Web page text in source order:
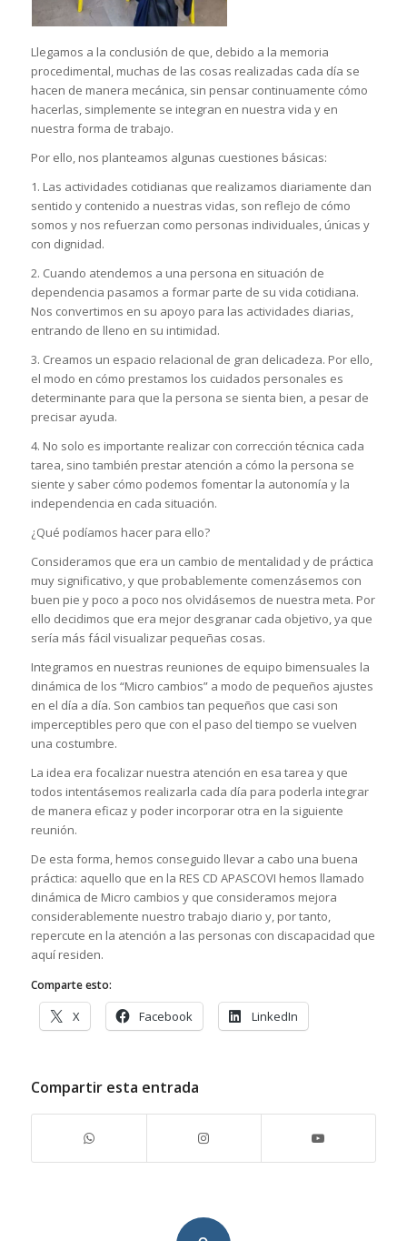
Llegamos a la conclusión de que, debido a la memoria
procedimental, muchas de las cosas realizadas cada día se
hacen de manera mecánica, sin pensar continuamente cómo
hacerlas, simplemente se integran en nuestra vida y en
nuestra forma de trabajo.
Por ello, nos planteamos algunas cuestiones básicas:
1. Las actividades cotidianas que realizamos diariamente dan
sentido y contenido a nuestras vidas, son reflejo de cómo
somos y nos refuerzan como personas individuales, únicas y
con dignidad.
2. Cuando atendemos a una persona en situación de
dependencia pasamos a formar parte de su vida cotidiana.
Nos convertimos en su apoyo para las actividades diarias,
entrando de lleno en su intimidad.
3. Creamos un espacio relacional de gran delicadeza. Por ello,
el modo en cómo prestamos los cuidados personales es
determinante para que la persona se sienta bien, a pesar de
precisar ayuda.
4. No solo es importante realizar con corrección técnica cada
tarea, sino también prestar atención a cómo la persona se
siente y saber cómo podemos fomentar la autonomía y la
independencia en cada situación.
¿Qué podíamos hacer para ello?
Consideramos que era un cambio de mentalidad y de práctica
muy significativo, y que probablemente comenzásemos con
buen pie y poco a poco nos olvidásemos de nuestra meta. Por
ello decidimos que era mejor desgranar cada objetivo, ya que
sería más fácil visualizar pequeñas cosas.
Integramos en nuestras reuniones de equipo bimensuales la
dinámica de los “Micro cambios” a modo de pequeños ajustes
en el día a día. Son cambios tan pequeños que casi son
imperceptibles pero que con el paso del tiempo se vuelven
una costumbre.
La idea era focalizar nuestra atención en esa tarea y que
todos intentásemos realizarla cada día para poderla integrar
de manera eficaz y poder incorporar otra en la siguiente
reunión.
De esta forma, hemos conseguido llevar a cabo una buena
práctica: aquello que en la RES CD APASCOVI hemos llamado
dinámica de Micro cambios y que consideramos mejora
considerablemente nuestro trabajo diario y, por tanto,
repercute en la atención a las personas con discapacidad que
aquí residen.
Comparte esto:
X Facebook LinkedIn
Compartir esta entrada